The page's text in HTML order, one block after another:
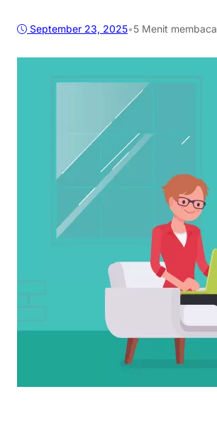
September 23, 2025•5 Menit membaca